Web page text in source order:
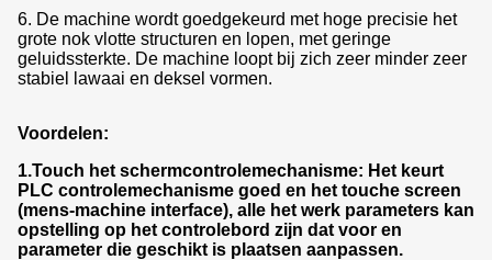
6. De machine wordt goedgekeurd met hoge precisie het
grote nok vlotte structuren en lopen, met geringe
geluidssterkte. De machine loopt bij zich zeer minder zeer
stabiel lawaai en deksel vormen.
Voordelen:
1.Touch het schermcontrolemechanisme: Het keurt
PLC controlemechanisme goed en het touche screen
(mens-machine interface), alle het werk parameters kan
opstelling op het controlebord zijn dat voor en
parameter die geschikt is plaatsen aanpassen.